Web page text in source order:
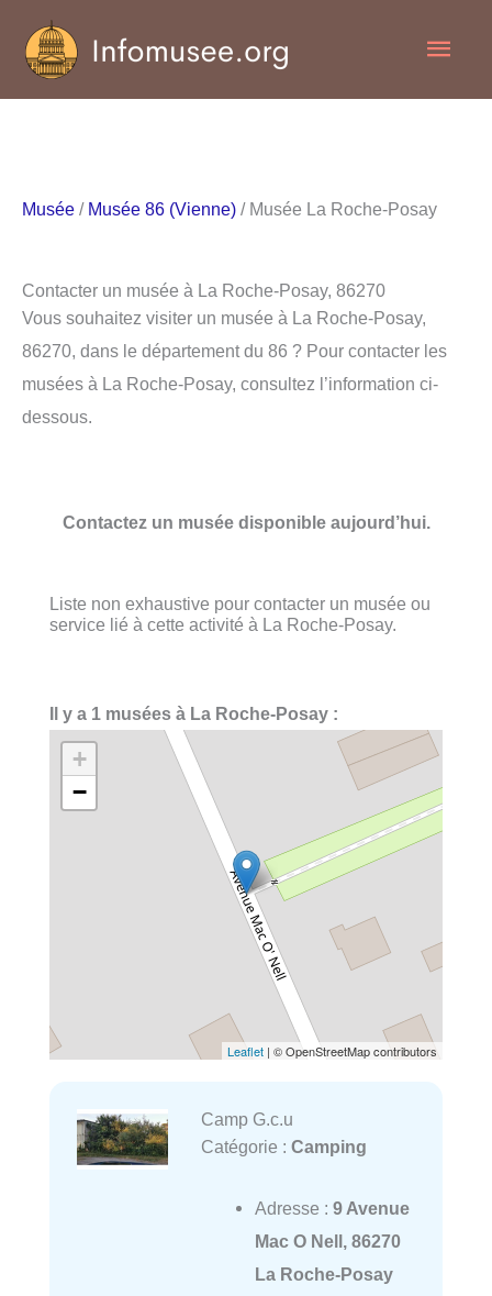
contenu
Musée / Musée 86 (Vienne) / Musée La Roche-Posay
Contacter un musée à La Roche-Posay, 86270
Vous souhaitez visiter un musée à La Roche-Posay,
86270, dans le département du 86 ? Pour contacter les
musées à La Roche-Posay, consultez l’information ci-
dessous.
Contactez un musée disponible aujourd’hui.
Liste non exhaustive pour contacter un musée ou
service lié à cette activité à La Roche-Posay.
Il y a 1 musées à La Roche-Posay :
+
−
Leaflet | © OpenStreetMap contributors
Camp G.c.u
Catégorie : Camping
Adresse : 9 Avenue
Mac O Nell, 86270
La Roche-Posay